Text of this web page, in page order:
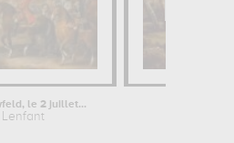
le 2 juillet...
Lenfant